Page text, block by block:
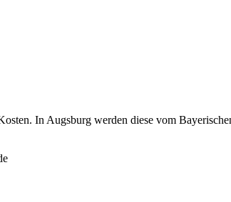
In Augsburg werden diese vom